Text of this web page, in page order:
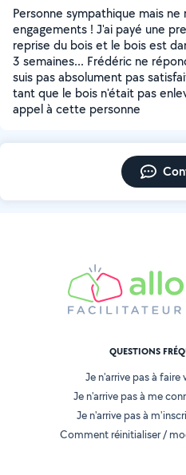
Personne sympathique mais
engagements ! J'ai payé une
reprise du bois et le bois est
3 semaines... Frédéric ne
suis pas absolument pas
tant que le bois n'était pas
appel à cette personne
QUESTIONS
Je n'arrive pas à
Je n'arrive pas à me
Je n'arrive pas à
Comment réinitialiser /